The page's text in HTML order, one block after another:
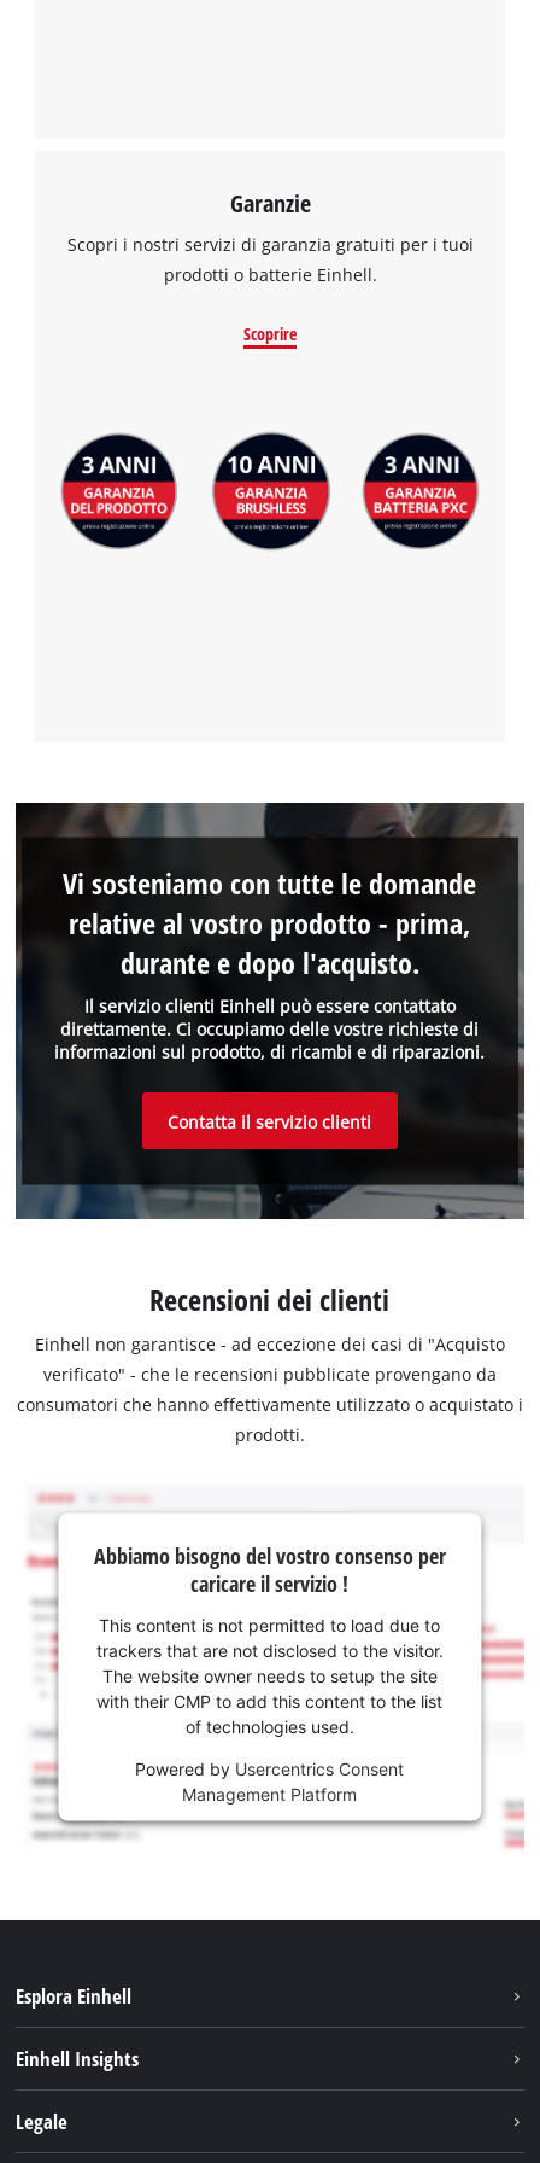
Garanzie
Scopri i nostri servizi di garanzia gratuiti per i tuoi
prodotti o batterie Einhell.
Scoprire
Il servizio clienti Einhell può essere contattato
direttamente. Ci occupiamo delle vostre richieste di
informazioni sul prodotto, di ricambi e di riparazioni.
Vi sosteniamo con tutte le domande
relative al vostro prodotto - prima,
durante e dopo l'acquisto.
Contatta il servizio clienti
Recensioni dei clienti
Einhell non garantisce - ad eccezione dei casi di "Acquisto
verificato" - che le recensioni pubblicate provengano da
consumatori che hanno effettivamente utilizzato o acquistato i
prodotti.
Abbiamo bisogno del vostro consenso per
caricare il servizio !
This content is not permitted to load due to
trackers that are not disclosed to the visitor.
The website owner needs to setup the site
with their CMP to add this content to the list
of technologies used.
Powered by Usercentrics Consent
Management Platform
Esplora Einhell
Chi siamo
Einhell Insights
Legale